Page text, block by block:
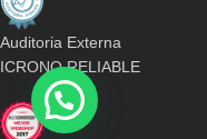
Auditoria Externa
ICRONO RELIABLE